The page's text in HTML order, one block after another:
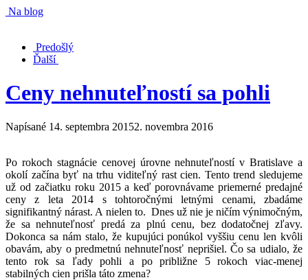
Na blog
Predošlý
Ďalší
Ceny nehnuteľností sa pohli
Napísané 14. septembra 20152. novembra 2016
Po rokoch stagnácie cenovej úrovne nehnuteľností v Bratislave a
okolí začína byť na trhu viditeľný rast cien. Tento trend sledujeme
už od začiatku roku 2015 a keď porovnávame priemerné predajné
ceny z leta 2014 s tohtoročnými letnými cenami, zbadáme
signifikantný nárast. A nielen to. Dnes už nie je ničím výnimočným,
že sa nehnuteľnosť predá za plnú cenu, bez dodatočnej zľavy.
Dokonca sa nám stalo, že kupujúci ponúkol vyššiu cenu len kvôli
obavám, aby o predmetnú nehnuteľnosť neprišiel. Čo sa udialo, že
tento rok sa ľady pohli a po približne 5 rokoch viac-menej
stabilných cien prišla táto zmena?